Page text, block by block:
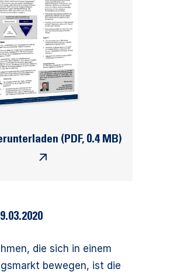
(PDF, 0.4 MB)
die sich in einem
bewegen, ist die